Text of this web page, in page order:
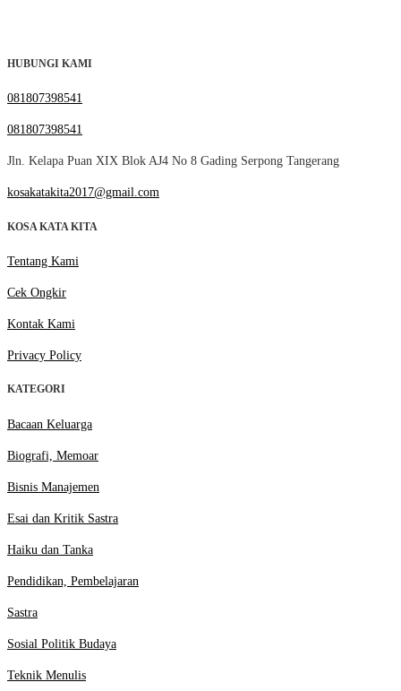
HUBUNGI KAMI
081807398541
081807398541
Jln. Kelapa Puan XIX Blok AJ4 No 8 Gading Serpong Tangerang
kosakatakita2017@gmail.com
KOSA KATA KITA
Tentang Kami
Cek Ongkir
Kontak Kami
Privacy Policy
KATEGORI
Bacaan Keluarga
Biografi, Memoar
Bisnis Manajemen
Esai dan Kritik Sastra
Haiku dan Tanka
Pendidikan, Pembelajaran
Sastra
Sosial Politik Budaya
Teknik Menulis